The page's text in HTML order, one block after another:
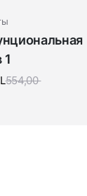
1
554,00